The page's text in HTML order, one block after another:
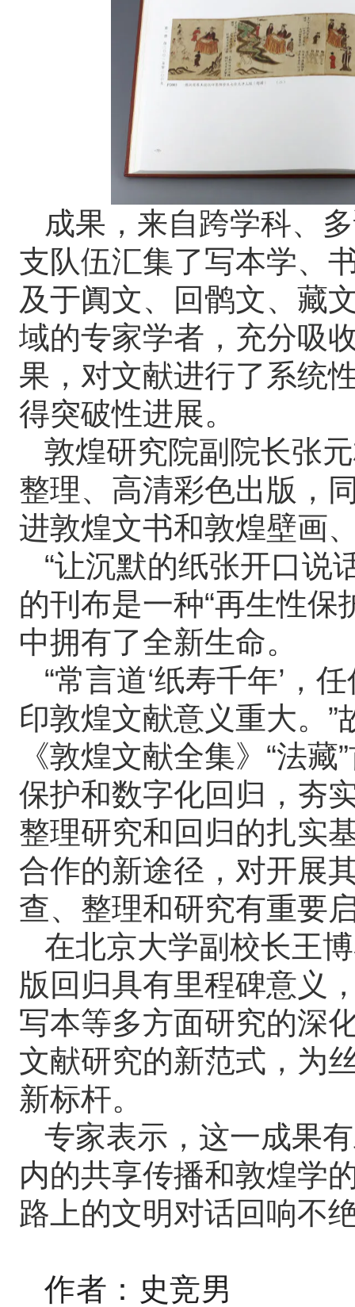
成果，来自跨学科、
支队伍汇集了写本学、
及于阗文、回鹘文、藏
域的专家学者，充分吸
果，对文献进行了系统
得突破性进展。
敦煌研究院副院长张
整理、高清彩色出版，
进敦煌文书和敦煌壁画
“让沉默的纸张开口说
的刊布是一种“再生性保
中拥有了全新生命。
“常言道‘纸寿千年’，
印敦煌文献意义重大。
《敦煌文献全集》“法
保护和数字化回归，夯
整理研究和回归的扎实
合作的新途径，对开展
查、整理和研究有重要
在北京大学副校长王
版回归具有里程碑意义
写本等多方面研究的深
文献研究的新范式，为
新标杆。
专家表示，这一成果
内的共享传播和敦煌学
路上的文明对话回响不
作者：史竞男